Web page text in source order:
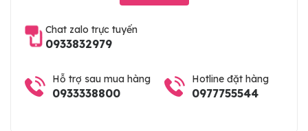
Chat zalo trực tuyến
0933832979
Hỗ trợ sau mua hàng
0933338800
Hotline đặt hàng
0977755544